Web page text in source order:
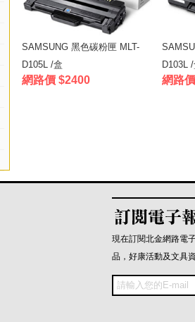
SAMSUNG 黑色碳粉匣 MLT-
D105L /盒
網路價 $2400
D103L
網路
現在訂閱北金網路電
品，好康活動及文具